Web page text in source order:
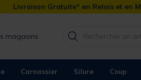
Livraison Gratuite* en Relais et en
magasins
Carnassier Silure Coup